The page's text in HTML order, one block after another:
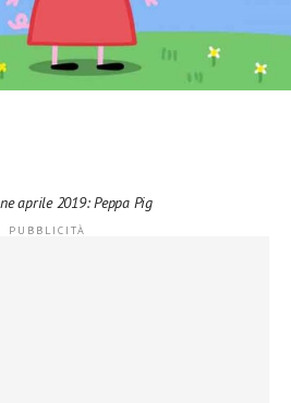
aprile 2019: Peppa Pig